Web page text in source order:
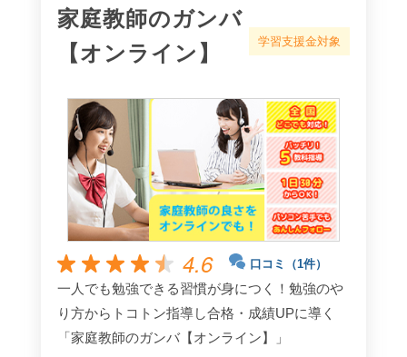
家庭教師のガンバ
【オンライン】
学習支援金対象
4.6 口コミ（1件）
一人でも勉強できる習慣が身につく！勉強のや
り方からトコトン指導し合格・成績UPに導く
「家庭教師のガンバ【オンライン】」